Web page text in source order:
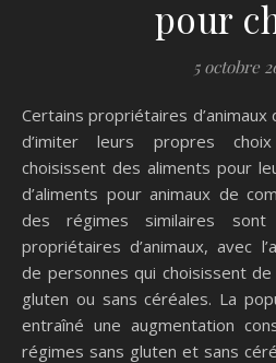
pour
5 octobre
Certains propriétaires d’animaux de compagnie choisissent
d’imiter leurs propres choix
choisissent des aliments pour
d’aliments pour animaux de
des régimes similaires
propriétaires d’animaux, avec
de personnes qui choisissent
gluten ou sans céréales. La
entraîné une augmentation
régimes sans gluten et sans